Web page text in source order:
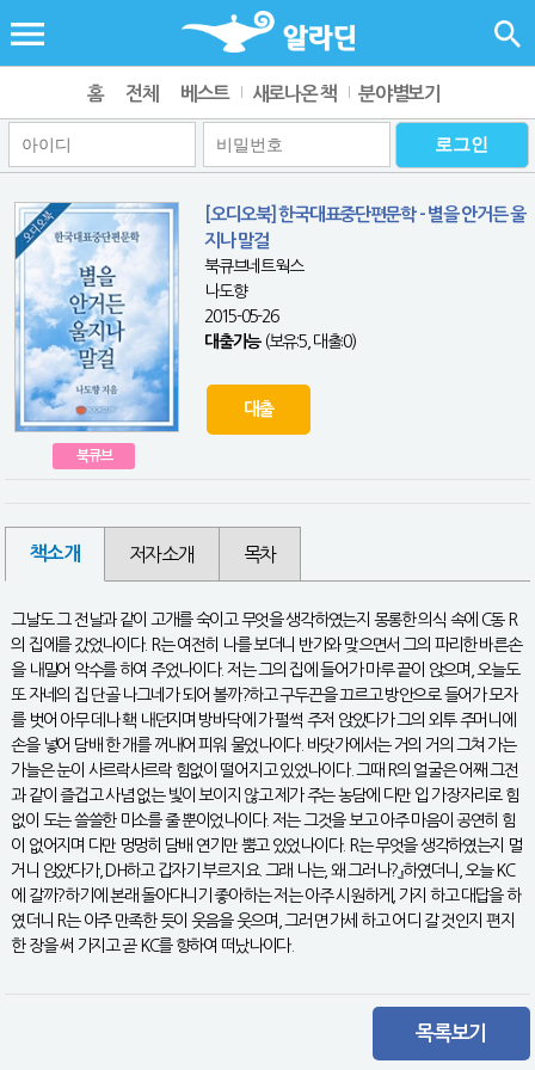
홈 전체 베스트 새로나온 책 분야별보기
북큐브
[오디오북] 한국대표중단편문학 - 별을 안거든 울
지나 말걸
북큐브네트웍스
나도향
2015-05-26
대출가능(보유:5, 대출:0)
대출
책소개 저자소개 목차
그날도 그 전날과 같이 고개를 숙이고 무엇을 생각하였는지 몽롱한 의식 속에 C동 R
의 집에를 갔었나이다. R는 여전히 나를 보더니 반가와 맞으면서 그의 파리한 바른손
을 내밀어 악수를 하여 주었나이다. 저는 그의 집에 들어가 마루 끝이 앉으며, 오늘도
또 자네의 집 단골 나그네가 되어 볼까?하고 구두끈을 끄르고 방안으로 들어가 모자
를 벗어 아무 데나 홱 내던지며 방바닥에 가 펄썩 주저 앉았다가 그의 외투 주머니에
손을 넣어 담배 한 개를 꺼내어 피워 물었나이다. 바닷가에서는 거의 거의 그쳐 가는
가늘은 눈이 사르락사르락 힘없이 떨어지고 있었나이다. 그때 R의 얼굴은 어째 그전
과 같이 즐겁고 사념 없는 빛이 보이지 않고 제가 주는 농담에 다만 입 가장자리로 힘
없이 도는 쓸쓸한 미소를 줄 뿐이었나이다. 저는 그것을 보고 아주 마음이 공연히 힘
이 없어지며 다만 멍멍히 담배 연기만 뿜고 있었나이다. R는 무엇을 생각하였는지 멀
거니 앉았다가, DH하고 갑자기 부르지요. 그래 나는, 왜 그러나?』하였더니, 오늘 KC
에 갈까?하기에 본래 돌아다니기 좋아하는 저는 아주 시원하게, 가지 하고 대답을 하
였더니 R는 아주 만족한 듯이 웃음을 웃으며, 그러면 가세 하고 어디 갈 것인지 편지
한 장을 써 가지고 곧 KC를 향하여 떠났나이다.
목록보기